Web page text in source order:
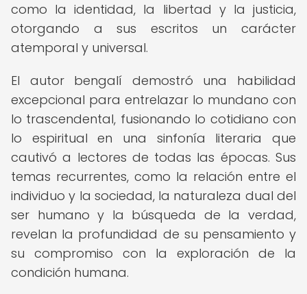
como la identidad, la libertad y la justicia,
otorgando a sus escritos un carácter
atemporal y universal.
El autor bengalí demostró una habilidad
excepcional para entrelazar lo mundano con
lo trascendental, fusionando lo cotidiano con
lo espiritual en una sinfonía literaria que
cautivó a lectores de todas las épocas. Sus
temas recurrentes, como la relación entre el
individuo y la sociedad, la naturaleza dual del
ser humano y la búsqueda de la verdad,
revelan la profundidad de su pensamiento y
su compromiso con la exploración de la
condición humana.